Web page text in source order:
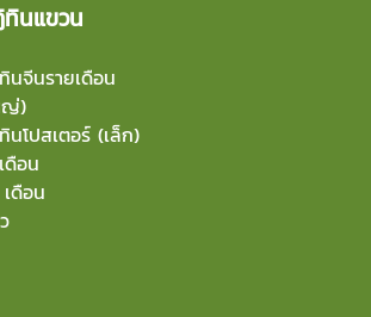
นแขวน
จีนรายเดือน
ญ่)
โปสเตอร์ (เล็ก)
ดือน
ดือน